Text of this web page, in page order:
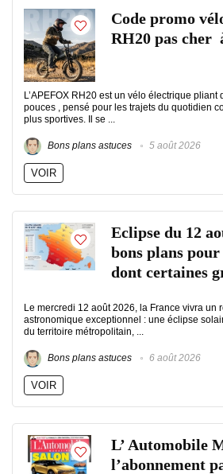
Code promo
RH20 pas cher
L’APEFOX RH20 est un vélo électrique pliant
pouces , pensé pour les trajets du quotidien
plus sportives. Il se ...
Bons plans astuces 5 août 2026
VOIR
Eclipse du 12
bons plans
dont certaines
Le mercredi 12 août 2026, la France vivra un
astronomique exceptionnel : une éclipse
du territoire métropolitain, ...
Bons plans astuces 6 août 2026
VOIR
L’ Automobile
l’abonnement